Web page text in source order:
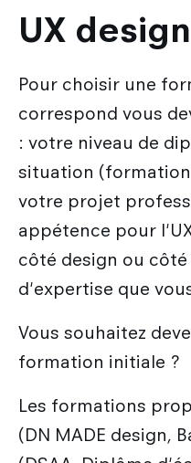
UX design
Pour choisir une
correspond vous
: votre niveau de
situation
votre projet
appétence pour
côté design ou
d'expertise que
Vous souhaitez
formation initiale ?
Les formations
(DN MADE design,